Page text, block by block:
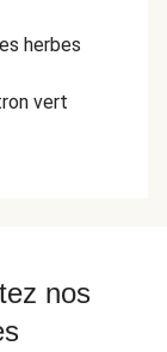
herbes
vert
nos